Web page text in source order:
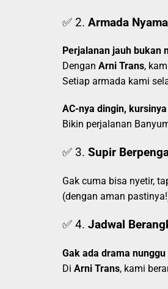
✅ 2. Armada
Perjalanan jauh bukan
Dengan Arni Trans,
Setiap armada kami
AC-nya dingin,
Bikin perjalanan
✅ 3. Supir
Gak cuma bisa nyetir,
(dengan aman
✅ 4. Jadwal
Gak ada drama
Di Arni Trans, kami